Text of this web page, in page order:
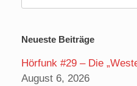
nach:
Neueste Beiträge
Hörfunk #29 – Die
August 6, 2026